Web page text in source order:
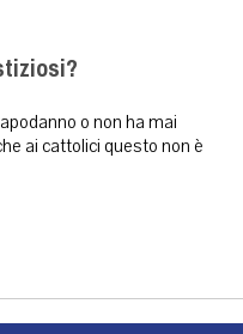
o non ha mai
ai cattolici questo non è